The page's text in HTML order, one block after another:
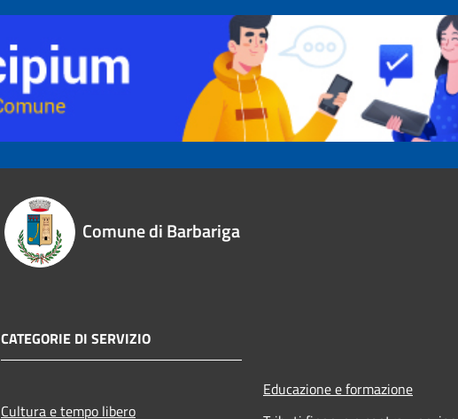
Comune di Barbariga
CATEGORIE DI SERVIZIO
Cultura e tempo libero
Educazione e formazione